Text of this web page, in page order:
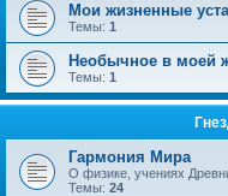
Мои жизненные
Темы: 1
Необычное в моей
Темы: 1
Гармония Мира
О физике, учениях
Темы: 24